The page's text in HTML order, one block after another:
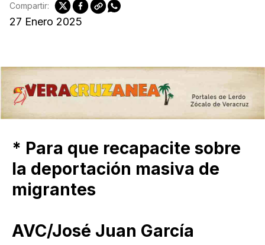
27 Enero 2025
Compartir:
* Para que recapacite sobre
la deportación masiva de
migrantes
AVC/José Juan García